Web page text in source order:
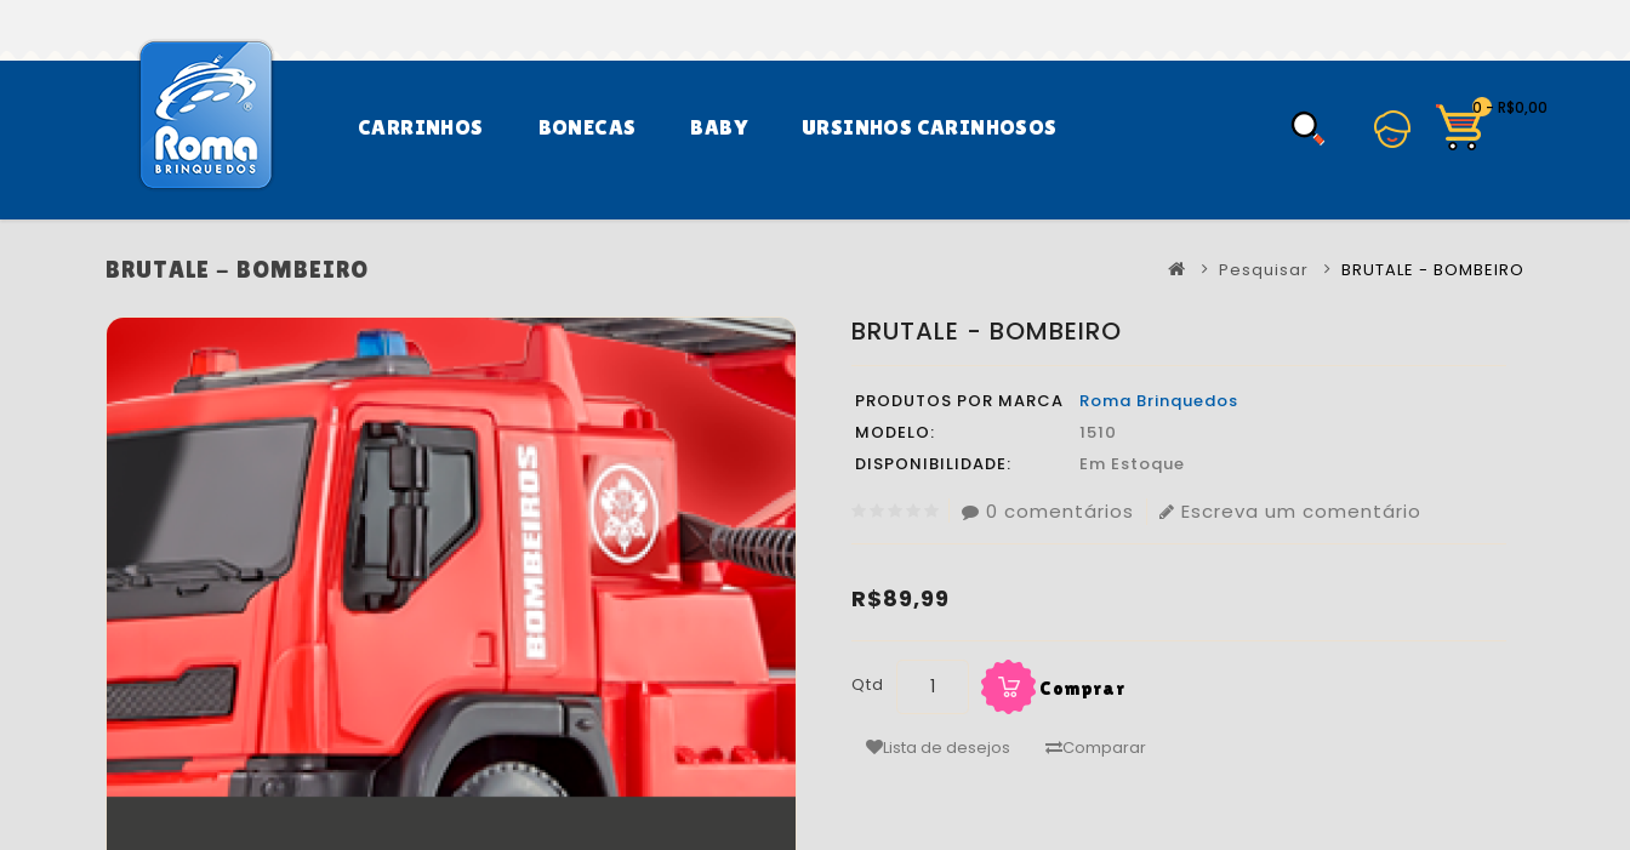
0 - R$0,00
CARRINHOS BONECAS BABY URSINHOS CARINHOSOS
BRUTALE - BOMBEIRO Pesquisar BRUTALE - BOMBEIRO
BRUTALE - BOMBEIRO
PRODUTOS POR MARCA
Roma Brinquedos
MODELO:
1510
DISPONIBILIDADE:
Em Estoque
0 comentários Escreva um comentário
R$89,99
Qtd Comprar
Lista de desejos Comparar